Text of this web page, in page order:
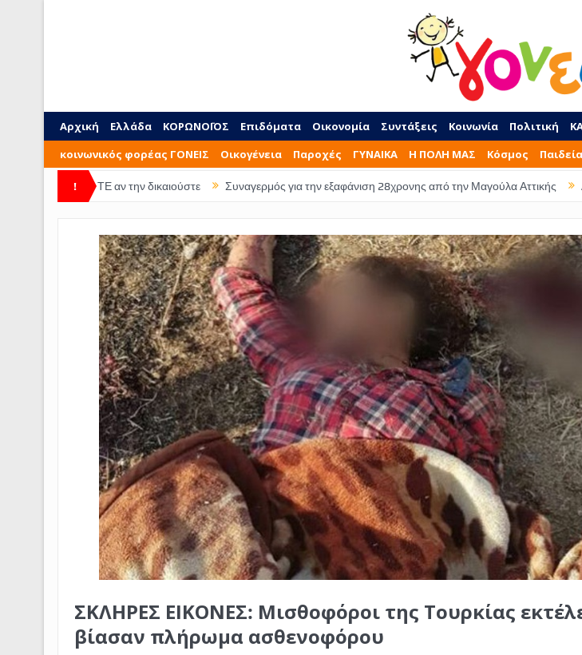
Αρχική Ελλάδα ΚΟΡΩΝΟΪΟΣ Επιδόματα Οικονομία Συντάξεις Κοινωνία Πολιτική
κοινωνικός φορέας ΓΟΝΕΙΣ
Οικογένεια Παροχές ΓΥΝΑΙΚΑ Η ΠΟΛΗ ΜΑΣ Κόσμος Παιδεία
!
αν την δικαιούστε Συναγερμός για την εξαφάνιση 28χρονης από την Μαγούλα Αττικής Αλλαγές στα
ΣΚΛΗΡΕΣ ΕΙΚΟΝΕΣ: Μισθοφόροι της Τουρκίας
βίασαν πλήρωμα ασθενοφόρου